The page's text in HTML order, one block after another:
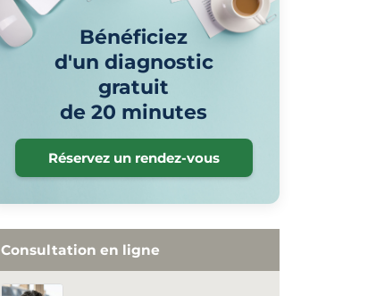
Bénéficiez
d'un diagnostic
gratuit
de 20 minutes
Réservez un rendez-vous
Consultation en ligne